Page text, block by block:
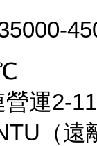
運2-
（遠